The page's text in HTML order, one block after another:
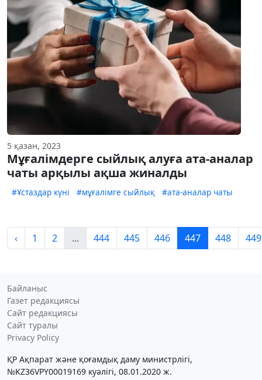
5 қазан, 2023
Мұғалімдерге сыйлық алуға ата-аналар
чаты арқылы ақша жиналды
#Ұстаздар күні #мұғалімге сыйлық #ата-аналар чаты
‹ 1 2 ... 444 445 446 447 448 449
Байланыс
Газет редакциясы
Сайт редакциясы
Сайт туралы
Privacy Policy
ҚР Ақпарат және қоғамдық даму министрлігі,
№KZ36VPY00019169 куәлігі, 08.01.2020 ж.